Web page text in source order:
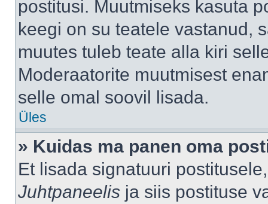
postitusi. Muutmiseks kasuta
keegi on su teatele vastanud,
muutes tuleb teate alla kiri
Moderaatorite muutmisest
selle omal soovil lisada.
Üles
» Kuidas ma panen oma
Et lisada signatuuri
Juhtpaneelis ja siis postituse